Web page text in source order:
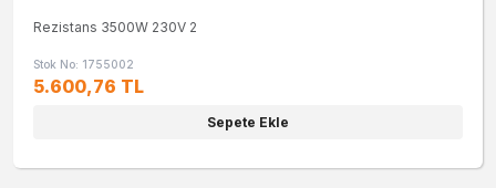
Rezistans 3500W 230V 2
Stok No: 1755002
5.600,76 TL
Sepete Ekle